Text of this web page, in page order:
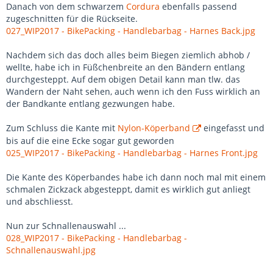
Danach von dem schwarzem Cordura ebenfalls passend
zugeschnitten für die Rückseite.
027_WIP2017 - BikePacking - Handlebarbag - Harnes Back.jpg
Nachdem sich das doch alles beim Biegen ziemlich abhob /
wellte, habe ich in Füßchenbreite an den Bändern entlang
durchgesteppt. Auf dem obigen Detail kann man tlw. das
Wandern der Naht sehen, auch wenn ich den Fuss wirklich an
der Bandkante entlang gezwungen habe.
Zum Schluss die Kante mit Nylon-Köperband
eingefasst und
bis auf die eine Ecke sogar gut geworden
025_WIP2017 - BikePacking - Handlebarbag - Harnes Front.jpg
Die Kante des Köperbandes habe ich dann noch mal mit einem
schmalen Zickzack abgesteppt, damit es wirklich gut anliegt
und abschliesst.
Nun zur Schnallenauswahl ...
028_WIP2017 - BikePacking - Handlebarbag -
Schnallenauswahl.jpg